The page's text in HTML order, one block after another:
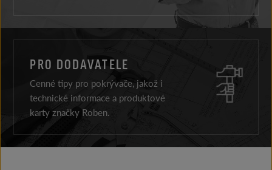
PRO DODAVATELE
Cenné tipy pro pokrývače, jakož i
technické informace a produktové
karty značky Roben.